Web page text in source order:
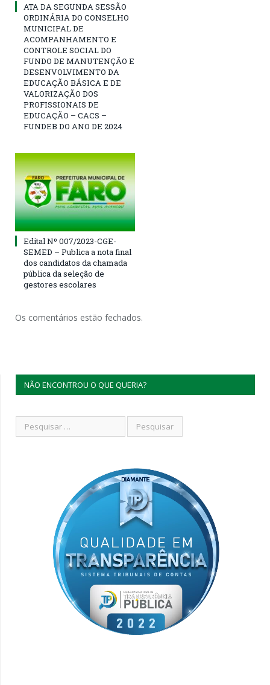
ATA DA SEGUNDA SESSÃO
ORDINÁRIA DO CONSELHO
MUNICIPAL DE
ACOMPANHAMENTO E
CONTROLE SOCIAL DO
FUNDO DE MANUTENÇÃO E
DESENVOLVIMENTO DA
EDUCAÇÃO BÁSICA E DE
VALORIZAÇÃO DOS
PROFISSIONAIS DE
EDUCAÇÃO – CACS –
FUNDEB DO ANO DE 2024
Edital Nº 007/2023-CGE-
SEMED – Publica a nota final
dos candidatos da chamada
pública da seleção de
gestores escolares
Os comentários estão fechados.
NÃO ENCONTROU O QUE QUERIA?